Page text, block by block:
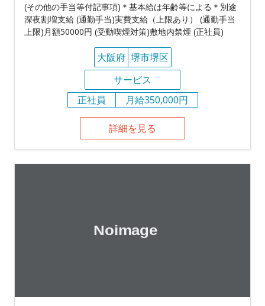
(その他の手当等付記事項)＊基本給は年齢等による＊別途
深夜割増支給 (通勤手当)実費支給（上限あり） (通勤手当
上限)月額50000円 (受動喫煙対策)敷地内禁煙 (正社員)
大阪府 堺市堺区
サービス
正社員
月給350,000円
詳細を見る